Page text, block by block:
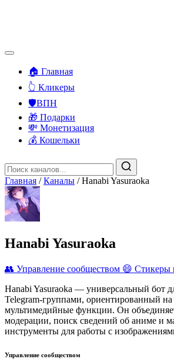
🏠 Главная
👆 Кликеры
🛡️ВПН
🎁 Подарки
💸 Монетизация
💰 Кошельки
Главная / Каналы / Hanabi Yasuraoka
Hanabi Yasuraoka
👥 Управление сообществом 😄 Стикеры
Hanabi Yasuraoka — универсальный бот
Telegram‑группами, ориентированный на
мультимедийные функции. Он
модерации, поиск сведений об аниме и
инструменты для работы с
Управление сообществом